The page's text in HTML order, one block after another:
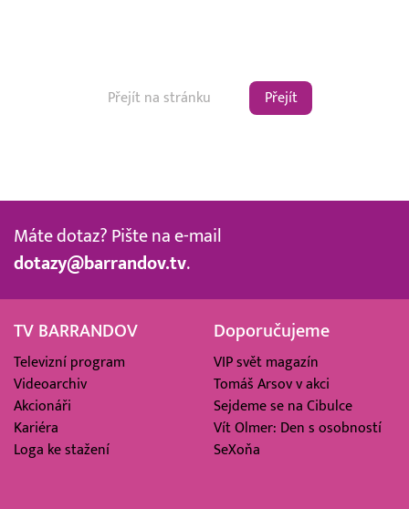
Přejít
Máte dotaz? Pište na e-mail
dotazy@barrandov.tv.
TV BARRANDOV
Televizní program
Videoarchiv
Akcionáři
Kariéra
Loga ke stažení
Doporučujeme
VIP svět magazín
Tomáš Arsov v akci
Sejdeme se na Cibulce
Vít Olmer: Den s osobností
SeXoňa